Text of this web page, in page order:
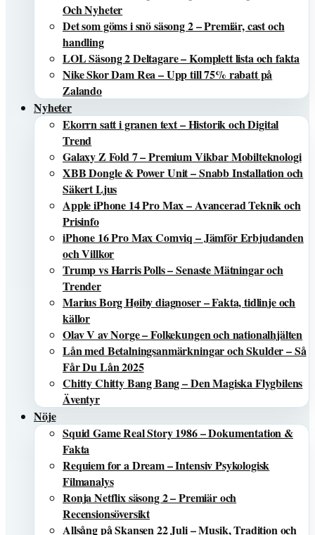
Och Nyheter
Det som göms i snö säsong 2 – Premiär, cast och
handling
LOL Säsong 2 Deltagare – Komplett lista och fakta
Nike Skor Dam Rea – Upp till 75% rabatt på
Zalando
Nyheter
Ekorrn satt i granen text – Historik och Digital
Trend
Galaxy Z Fold 7 – Premium Vikbar Mobilteknologi
XBB Dongle & Power Unit – Snabb Installation och
Säkert Ljus
Apple iPhone 14 Pro Max – Avancerad Teknik och
Prisinfo
iPhone 16 Pro Max Comviq – Jämför Erbjudanden
och Villkor
Trump vs Harris Polls – Senaste Mätningar och
Trender
Marius Borg Høiby diagnoser – Fakta, tidlinje och
källor
Olav V av Norge – Folkekungen och nationalhjälten
Lån med Betalningsanmärkningar och Skulder – Så
Får Du Lån 2025
Chitty Chitty Bang Bang – Den Magiska Flygbilens
Äventyr
Nöje
Squid Game Real Story 1986 – Dokumentation &
Fakta
Requiem for a Dream – Intensiv Psykologisk
Filmanalys
Ronja Netflix säsong 2 – Premiär och
Recensionsöversikt
Allsång på Skansen 22 Juli – Musik, Tradition och